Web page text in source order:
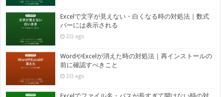
Excelで文字が見えない・白くなる時の対処法｜数式
バーには表示される
2日 ago
WordやExcelが消えた時の対処法｜再インストールの
前に確認すべきこと
2日 ago